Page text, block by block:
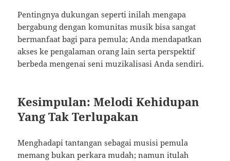
Pentingnya dukungan seperti inilah mengapa
bergabung dengan komunitas musik bisa sangat
bermanfaat bagi para pemula; Anda mendapatkan
akses ke pengalaman orang lain serta perspektif
berbeda mengenai seni muzikalisasi Anda sendiri.
Kesimpulan: Melodi Kehidupan
Yang Tak Terlupakan
Menghadapi tantangan sebagai musisi pemula
memang bukan perkara mudah; namun itulah